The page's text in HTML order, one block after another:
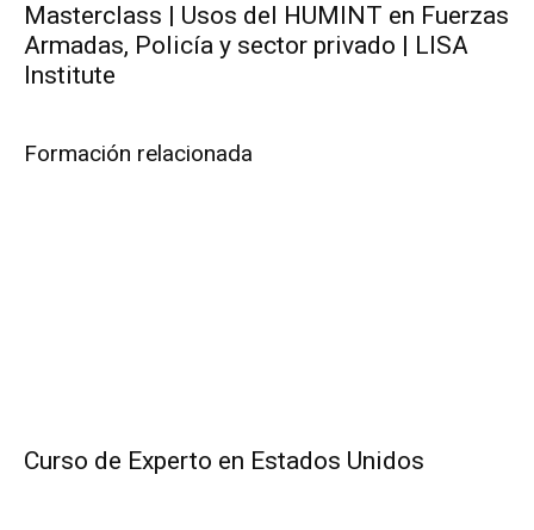
Masterclass | Usos del HUMINT en Fuerzas
Armadas, Policía y sector privado | LISA
Institute
Formación relacionada
Curso de Experto en Estados Unidos